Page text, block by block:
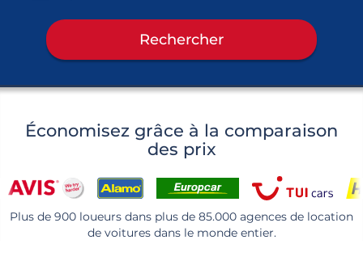
Rechercher
Économisez grâce à la comparaison
des prix
Plus de 900 loueurs dans plus de 85.000 agences de location
de voitures dans le monde entier.